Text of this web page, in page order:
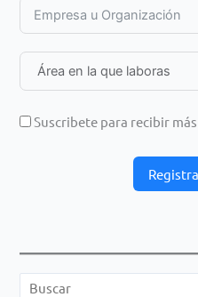
Suscribete para recibir